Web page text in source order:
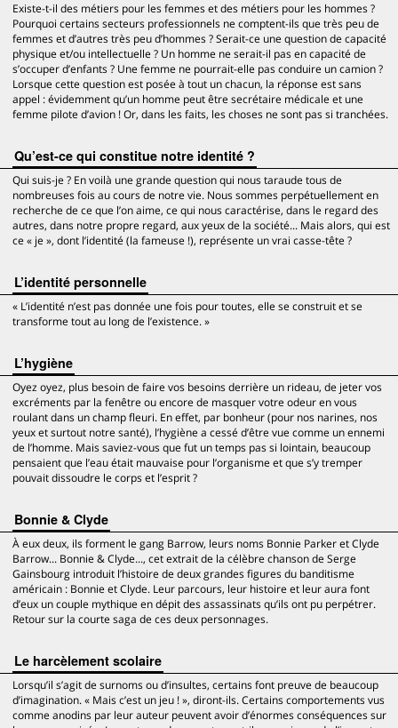
Existe-t-il des métiers pour les femmes et des métiers pour les hommes ?
Pourquoi certains secteurs professionnels ne comptent-ils que très peu de
femmes et d’autres très peu d’hommes ? Serait-ce une question de capacité
physique et/ou intellectuelle ? Un homme ne serait-il pas en capacité de
s’occuper d’enfants ? Une femme ne pourrait-elle pas conduire un camion ?
Lorsque cette question est posée à tout un chacun, la réponse est sans
appel : évidemment qu’un homme peut être secrétaire médicale et une
femme pilote d’avion ! Or, dans les faits, les choses ne sont pas si tranchées.
Qu’est-ce qui constitue notre identité ?
Qui suis-je ? En voilà une grande question qui nous taraude tous de
nombreuses fois au cours de notre vie. Nous sommes perpétuellement en
recherche de ce que l’on aime, ce qui nous caractérise, dans le regard des
autres, dans notre propre regard, aux yeux de la société... Mais alors, qui est
ce « je », dont l’identité (la fameuse !), représente un vrai casse-tête ?
L’identité personnelle
« L’identité n’est pas donnée une fois pour toutes, elle se construit et se
transforme tout au long de l’existence. »
L’hygiène
Oyez oyez, plus besoin de faire vos besoins derrière un rideau, de jeter vos
excréments par la fenêtre ou encore de masquer votre odeur en vous
roulant dans un champ fleuri. En effet, par bonheur (pour nos narines, nos
yeux et surtout notre santé), l’hygiène a cessé d’être vue comme un ennemi
de l’homme. Mais saviez-vous que fut un temps pas si lointain, beaucoup
pensaient que l’eau était mauvaise pour l’organisme et que s’y tremper
pouvait dissoudre le corps et l’esprit ?
Bonnie & Clyde
À eux deux, ils forment le gang Barrow, leurs noms Bonnie Parker et Clyde
Barrow... Bonnie & Clyde..., cet extrait de la célèbre chanson de Serge
Gainsbourg introduit l’histoire de deux grandes figures du banditisme
américain : Bonnie et Clyde. Leur parcours, leur histoire et leur aura font
d’eux un couple mythique en dépit des assassinats qu’ils ont pu perpétrer.
Retour sur la courte saga de ces deux personnages.
Le harcèlement scolaire
Lorsqu’il s’agit de surnoms ou d’insultes, certains font preuve de beaucoup
d’imagination. « Mais c’est un jeu ! », diront-ils. Certains comportements vus
comme anodins par leur auteur peuvent avoir d’énormes conséquences sur